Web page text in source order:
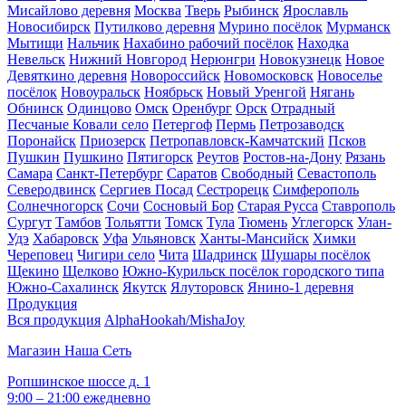
Мисайлово деревня Москва Тверь Рыбинск Ярославль
Новосибирск Путилково деревня Мурино посёлок Мурманск
Мытищи Нальчик Нахабино рабочий посёлок Находка
Невельск Нижний Новгород Нерюнгри Новокузнецк Новое
Девяткино деревня Новороссийск Новомосковск Новоселье
посёлок Новоуральск Ноябрьск Новый Уренгой Нягань
Обнинск Одинцово Омск Оренбург Орск Отрадный
Песчаные Ковали село Петергоф Пермь Петрозаводск
Поронайск Приозерск Петропавловск-Камчатский Псков
Пушкин Пушкино Пятигорск Реутов Ростов-на-Дону Рязань
Самара Санкт-Петербург Саратов Свободный Севастополь
Северодвинск Сергиев Посад Сестрорецк Симферополь
Солнечногорск Сочи Сосновый Бор Старая Русса Ставрополь
Сургут Тамбов Тольятти Томск Тула Тюмень Углегорск Улан-
Удэ Хабаровск Уфа Ульяновск Ханты-Мансийск Химки
Череповец Чигири село Чита Шадринск Шушары посёлок
Щекино Щелково Южно-Курильск посёлок городского типа
Южно-Сахалинск Якутск Ялуторовск Янино-1 деревня
Продукция
Вся продукция AlphaHookah/MishaJoy
Магазин Наша Сеть
Ропшинское шоссе д. 1
9:00 – 21:00 ежедневно